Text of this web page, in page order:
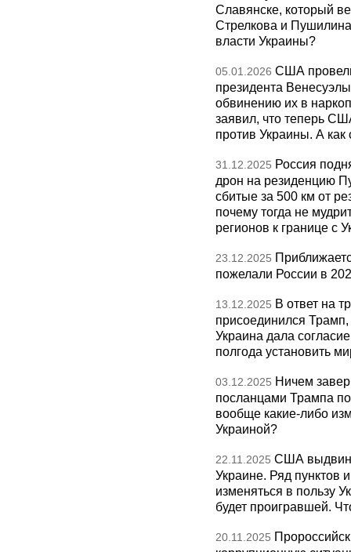
Славянске, который
Стрелкова и Пушилина
власти Украины?
05.01.2026 США
президента
обвинению их в
заявил, что теперь
против Украины. А как
31.12.2025 Россия
дрон на резиденцию
сбитые за 500 км от
почему тогда не
регионов к границе с
23.12.2025
пожелали России в
13.12.2025 В ответ на
присоединился
Украина дала
полгода установить
03.12.2025 Ничем
посланцами Трампа
вообще какие-либо
Украиной?
22.11.2025 США
Украине. Ряд пунктов
изменяться в пользу
будет проигравшей.
20.11.2025